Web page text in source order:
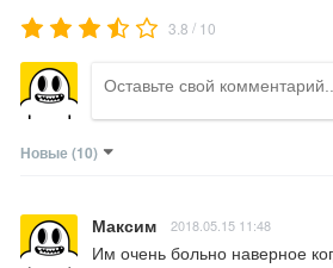
3.8 / 10
Новые (10)
Максим 2018.05.15 11:48
Им очень больно наверное